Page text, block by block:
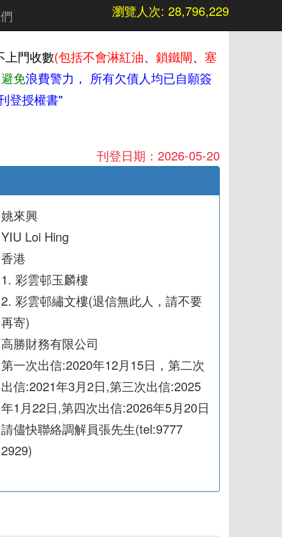
瀏覽人次: 28,796,229
上門收數(包括不會淋紅油、 鎖鐵閘、 塞
避免浪費警力， 所有欠債人均已自願簽
登授權書"
刊登日期：2026-05-20
姚來興
YIU Loi Hing
香港
1. 彩雲邨玉麟樓
2. 彩雲邨繡文樓(退信無此人，請不要
再寄)
高勝財務有限公司
第一次出信:2020年12月15日，第二次
出信:2021年3月2日,第三次出信:2025
年1月22日,第四次出信:2026年5月20日
請儘快聯絡調解員張先生(tel:9777
2929)